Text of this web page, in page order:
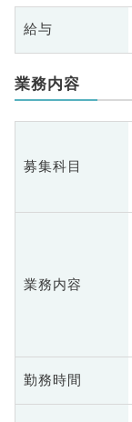
給与
業務内容
募集科目
業務内容
勤務時間